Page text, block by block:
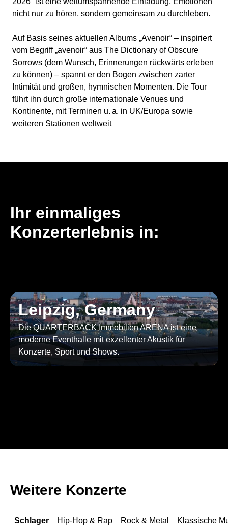
nicht nur zu hören, sondern gemeinsam zu durchleben.
Auf Basis seines aktuellen Albums „Avenoir“ – inspiriert
vom Begriff „avenoir“ aus The Dictionary of Obscure
Sorrows (dem Wunsch, Erinnerungen rückwärts erleben
zu können) – spannt er den Bogen zwischen zarter
Intimität und großen, hymnischen Momenten. Die Tour
führt ihn durch große internationale Venues und
Kontinente, mit Terminen u. a. in UK/Europa sowie
weiteren Stationen weltweit
Ihr einmaliges
Konzerterlebnis in:
Leipzig, Germany
Die QUARTERBACK Immobilien ARENA ist eine
moderne Eventhalle mit exzellenter Akustik für
Konzerte, Sport und Shows.
Weitere Konzerte
Schlager Hip-Hop & Rap Rock & Metal Klassische